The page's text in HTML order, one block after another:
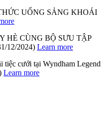
UỐNG SẢNG KHOÁI
HÈ CÙNG BỘ SƯU TẬP
12/2024) Learn more
tiệc cưới tại Wyndham Legend
Learn more